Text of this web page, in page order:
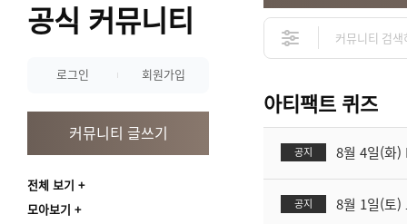
공식 커뮤니티
로그인 회원가입
커뮤니티 글쓰기
전체 보기
모아보기
아티팩트 퀴즈
공지 8월 4일(화)
공지 8월 1일(토)